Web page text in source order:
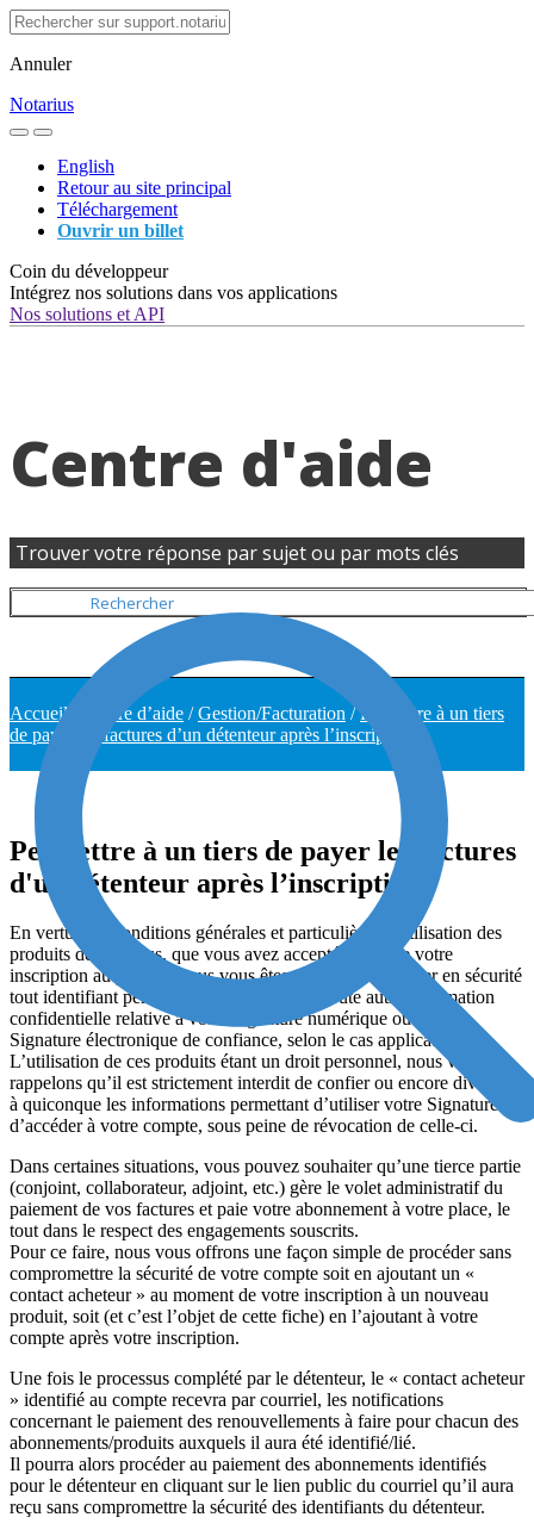
Annuler
Notarius
English
Retour au site principal
Téléchargement
Ouvrir un billet
Coin du développeur
Intégrez nos solutions dans vos applications
Nos solutions et API
Centre d'aide
Trouver votre réponse par sujet ou par mots clés
Accueil Centre d’aide /Gestion/Facturation /Permettre à un tiers
de payer les factures d’un détenteur après l’inscription.
Permettre à un tiers de payer les factures
d'un détenteur après l’inscription.
En vertu des Conditions générales et particulières d’utilisation des
produits de Notarius, que vous avez acceptées lors de votre
inscription au produit, vous vous êtes engagé à conserver en sécurité
tout identifiant personnel, mot de passe et toute autre information
confidentielle relative à votre Signature numérique ou à votre
Signature électronique de confiance, selon le cas applicable.
L’utilisation de ces produits étant un droit personnel, nous vous
rappelons qu’il est strictement interdit de confier ou encore divulguer
à quiconque les informations permettant d’utiliser votre Signature ou
d’accéder à votre compte, sous peine de révocation de celle-ci.
Dans certaines situations, vous pouvez souhaiter qu’une tierce partie
(conjoint, collaborateur, adjoint, etc.) gère le volet administratif du
paiement de vos factures et paie votre abonnement à votre place, le
tout dans le respect des engagements souscrits.
Pour ce faire, nous vous offrons une façon simple de procéder sans
compromettre la sécurité de votre compte soit en ajoutant un «
contact acheteur » au moment de votre inscription à un nouveau
produit, soit (et c’est l’objet de cette fiche) en l’ajoutant à votre
compte après votre inscription.
Une fois le processus complété par le détenteur, le « contact acheteur
» identifié au compte recevra par courriel, les notifications
concernant le paiement des renouvellements à faire pour chacun des
abonnements/produits auxquels il aura été identifié/lié.
Il pourra alors procéder au paiement des abonnements identifiés
pour le détenteur en cliquant sur le lien public du courriel qu’il aura
reçu sans compromettre la sécurité des identifiants du détenteur.